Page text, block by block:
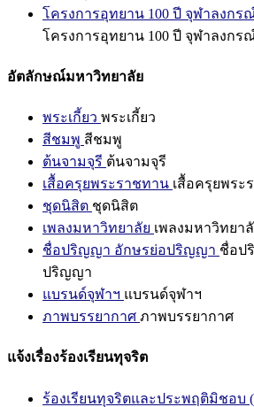
โครงการอุทยาน 100 ปี จุฬาลงกร
โครงการอุทยาน 100 ปี จุฬาลงกร
อัตลักษณ์มหาวิทยาลัย
พระเกี้ยว พระเกี้ยว
สีชมพู สีชมพู
ต้นจามจุรี ต้นจามจุรี
เสื้อครุยพระราชทาน เสื้อครุยพระ
ชุดนิสิต ชุดนิสิต
เพลงมหาวิทยาลัย เพลงมหาวิทยา
ชื่อปริญญา อักษรย่อปริญญา ชื่อป
ปริญญา
แบรนด์จุฬาฯ แบรนด์จุฬาฯ
ภาพบรรยากาศ ภาพบรรยากาศ
แจ้งเรื่องร้องเรียนทุจริต
ร้องเรียนทุจริตและประพฤติมิชอบ